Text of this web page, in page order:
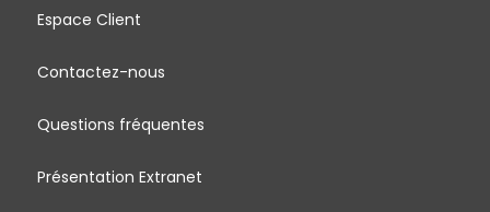
Espace Client
Contactez-nous
Questions fréquentes
Présentation Extranet